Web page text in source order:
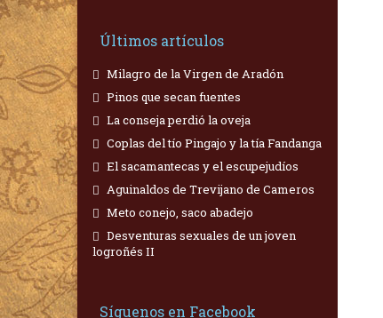
Últimos artículos
Milagro de la Virgen de Aradón
Pinos que secan fuentes
La conseja perdió la oveja
Coplas del tío Pingajo y la tía Fandanga
El sacamantecas y el escupejudíos
Aguinaldos de Trevijano de Cameros
Meto conejo, saco abadejo
Desventuras sexuales de un joven
logroñés II
Síguenos en Facebook